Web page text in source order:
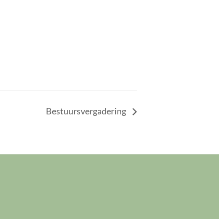
Bestuursvergadering